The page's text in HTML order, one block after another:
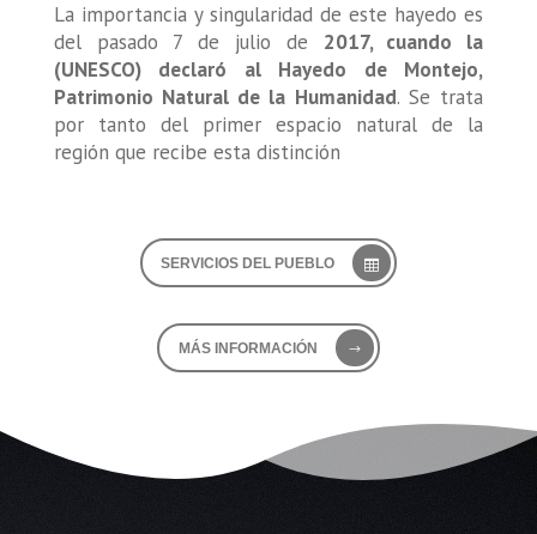
La importancia y singularidad de este hayedo es
del pasado 7 de julio de 2017, cuando la
(UNESCO) declaró al Hayedo de Montejo,
Patrimonio Natural de la Humanidad. Se trata
por tanto del primer espacio natural de la
región que recibe esta distinción
SERVICIOS DEL PUEBLO
MÁS INFORMACIÓN